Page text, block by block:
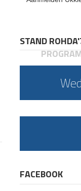
STAND
FACEBOOK